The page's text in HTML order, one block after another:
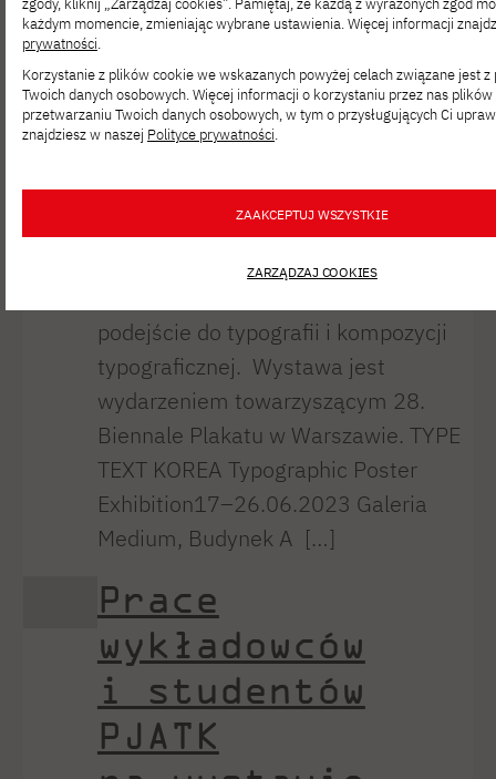
Typograficznego TYPE TEXT KOREA
Od 17 czerwca w galerii Medium
w PJATK można oglądać wystawę
plakatu typograficznego TYPE TEXT
południowokoreańskiej sztuce plakatu
typograficznego. Kolekcja złożona
z ponad 50 prac prezentuje
podejście do typografii i kompozycji
typograficznej. Wystawa jest
wydarzeniem towarzyszącym 28.
Biennale Plakatu w Warszawie. TYPE
TEXT KOREA Typographic Poster
Exhibition17–26.06.2023 Galeria
Medium, Budynek A […]
Prace
wykładowców
i studentów
PJATK
każdym momencie, zmieniając wybrane ustawienia. Więcej informacji
prywatności.
Korzystanie z plików cookie we wskazanych powyżej celach związane jest
Twoich danych osobowych. Więcej informacji o korzystaniu przez nas
przetwarzaniu Twoich danych osobowych, w tym o przysługujących Ci
znajdziesz w naszej Polityce prywatności.
ZAAKCEPTUJ WSZYSTKIE
ZARZĄDZAJ COOKIES